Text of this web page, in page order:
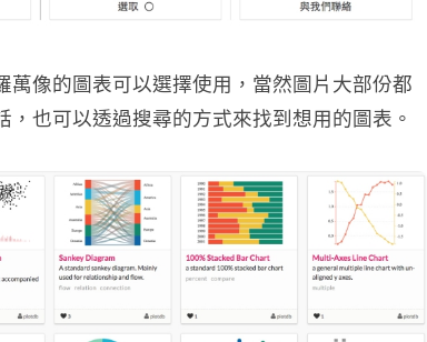
像的圖表可以選擇使用，當然圖片大部份都
也可以透過搜尋的方式來找到想用的圖表。